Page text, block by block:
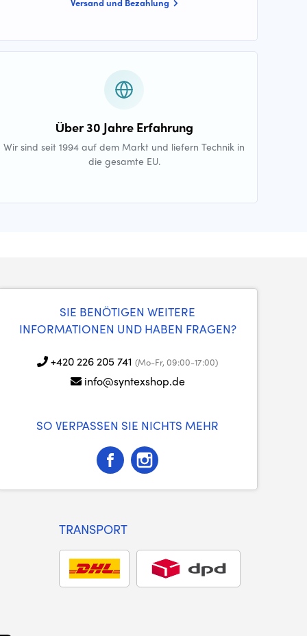
Über 30 Jahre Erfahrung
Wir sind seit 1994 auf dem Markt und liefern Technik in
die gesamte EU.
SIE BENÖTIGEN WEITERE
INFORMATIONEN UND HABEN FRAGEN?
+420 226 205 741 (Mo-Fr, 09:00-17:00)
info@syntexshop.de
SO VERPASSEN SIE NICHTS MEHR
TRANSPORT